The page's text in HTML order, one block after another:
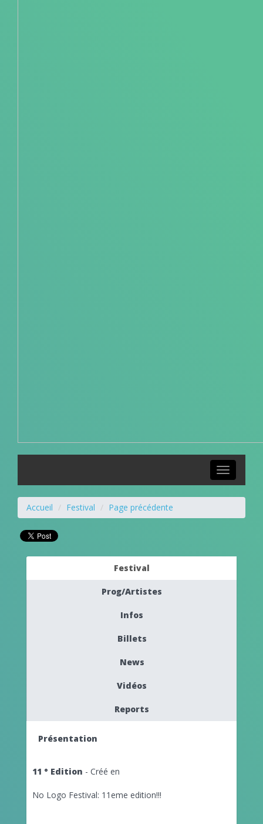
Toggle
navigation
Accueil Festival Page précédente
Festival
Prog/Artistes
Infos
Billets
News
Vidéos
Reports
Présentation
11 ° Edition - Créé en
No Logo Festival: 11eme edition!!!